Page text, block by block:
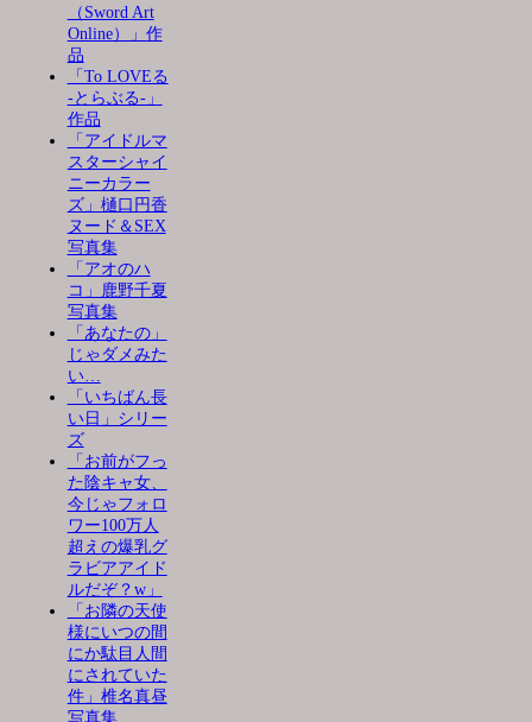
（Sword Art
Online）」作
品
「To LOVEる
-とらぶる-」
作品
「アイドルマ
スターシャイ
ニーカラー
ズ」樋口円香
ヌード＆SEX
写真集
「アオのハ
コ」鹿野千夏
写真集
「あなたの」
じゃダメみた
い…
「いちばん長
い日」シリー
ズ
「お前がフっ
た陰キャ女、
今じゃフォロ
ワー100万人
超えの爆乳グ
ラビアアイド
ルだぞ？w」
「お隣の天使
様にいつの間
にか駄目人間
にされていた
件」椎名真昼
写真集